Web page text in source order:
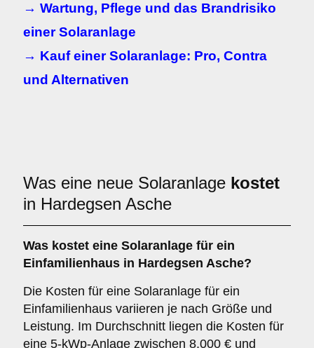
→ Wartung, Pflege und das Brandrisiko
einer Solaranlage
→ Kauf einer Solaranlage: Pro, Contra
und Alternativen
Was eine neue Solaranlage kostet
in Hardegsen Asche
Was kostet eine Solaranlage für ein
Einfamilienhaus in Hardegsen Asche?
Die Kosten für eine Solaranlage für ein
Einfamilienhaus variieren je nach Größe und
Leistung. Im Durchschnitt liegen die Kosten für
eine 5-kWp-Anlage zwischen 8.000 € und